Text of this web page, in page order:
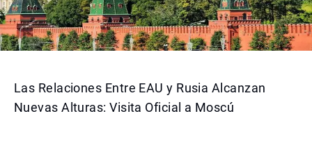
Las Relaciones Entre EAU y Rusia Alcanzan
Nuevas Alturas: Visita Oficial a Moscú